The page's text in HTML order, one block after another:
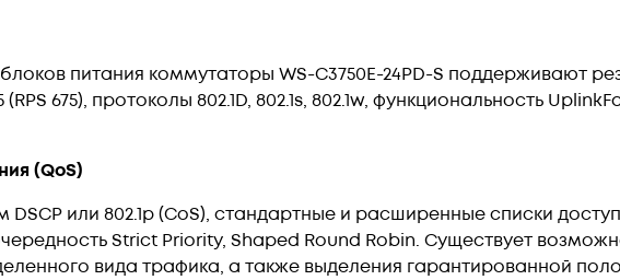
питания коммутаторы WS-C3750E-24PD-S поддерживают
675), протоколы 802.1D, 802.1s, 802.1w, функциональность
(QoS)
или 802.1p (CoS), стандартные и расширенные списки
Strict Priority, Shaped Round Robin. Существует
вида трафика, а также выделения гарантированной